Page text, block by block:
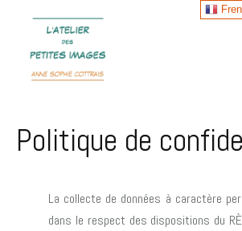
Politique de
La collecte de données à caractère
dans le respect des dispositions du